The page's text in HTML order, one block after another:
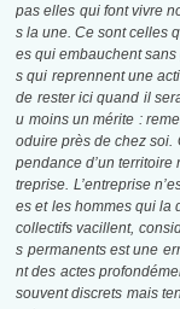
pas elles qui font vivre
s la une. Ce sont celles
es qui embauchent
s qui reprennent une
de rester ici quand il
u moins un mérite :
oduire près de chez soi.
pendance d’un
treprise. L’entreprise
es et les hommes qui la
collectifs vacillent,
s permanents est une
nt des actes
souvent discrets mais